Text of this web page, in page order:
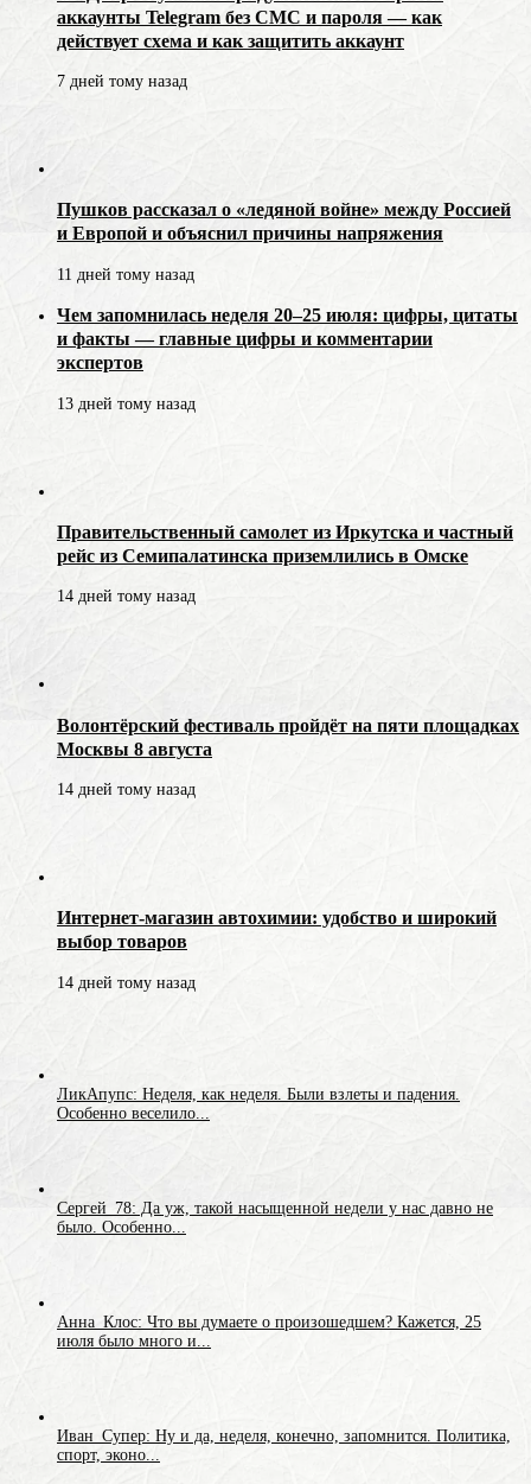
аккаунты Telegram без СМС и пароля — как
действует схема и как защитить аккаунт
7 дней тому назад
Пушков рассказал о «ледяной войне» между Россией
и Европой и объяснил причины напряжения
11 дней тому назад
Чем запомнилась неделя 20–25 июля: цифры, цитаты
и факты — главные цифры и комментарии
экспертов
13 дней тому назад
Правительственный самолет из Иркутска и частный
рейс из Семипалатинска приземлились в Омске
14 дней тому назад
Волонтёрский фестиваль пройдёт на пяти площадках
Москвы 8 августа
14 дней тому назад
Интернет-магазин автохимии: удобство и широкий
выбор товаров
14 дней тому назад
ЛикАпупс: Неделя, как неделя. Были взлеты и падения.
Особенно веселило...
Сергей_78: Да уж, такой насыщенной недели у нас давно не
было. Особенно...
Анна_Клос: Что вы думаете о произошедшем? Кажется, 25
июля было много и...
Иван_Супер: Ну и да, неделя, конечно, запомнится. Политика,
спорт, эконо...